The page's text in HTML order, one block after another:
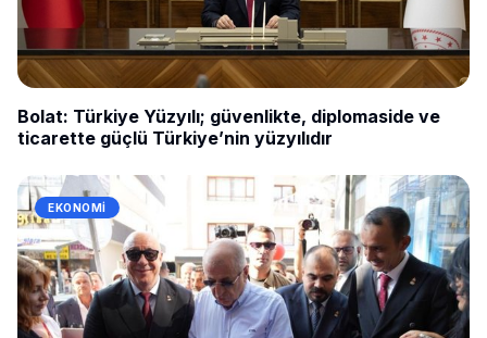
Bolat: Türkiye Yüzyılı; güvenlikte, diplomaside ve
ticarette güçlü Türkiye’nin yüzyılıdır
EKONOMI